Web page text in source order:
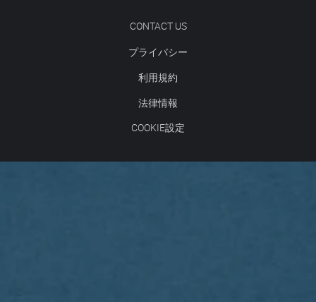
CONTACT US
プライバシー
利用規約
法律情報
COOKIE設定